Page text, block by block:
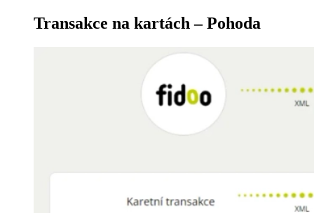
Transakce na kartách – Pohoda